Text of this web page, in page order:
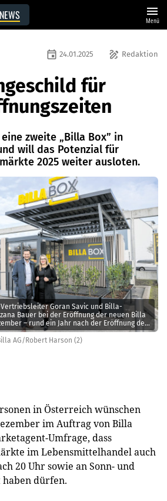
NEWS menu
Menü
AG/Robert Harson (2)
Goran Savic und Billa-
Bauer bei der Eröffnung der neuen Billa
– rund ein Jahr nach der Eröffnung der
Box in ­Wiener Neudorf.
draw Redaktion
event 24.01.2025
für
zweite „Billa Box” in
will das Potenzial für
2025 weiter ausloten.
in Österreich wünschen
im Auftrag von Billa
Umfrage, dass
im Lebensmittelhandel auch
20 Uhr sowie an Sonn- und
haben dürfen.